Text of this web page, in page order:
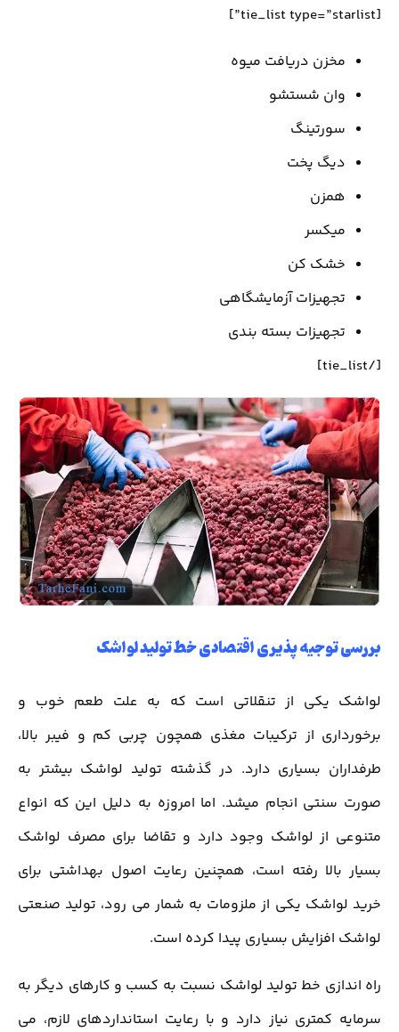
[tie_list type=”starlist”]
مخزن دریافت میوه
وان شستشو
سورتینگ
دیگ پخت
همزن
میکسر
خشک کن
تجهیزات آزمایشگاهی
تجهیزات بسته بندی
[/tie_list]
بررسی توجیه پذیری اقتصادی خط تولید لواشک
لواشک یکی از تنقلاتی است که به علت طعم خوب و
برخورداری از ترکیبات مغذی همچون چربی کم و فیبر بالا،
طرفداران بسیاری دارد. در گذشته تولید لواشک بیشتر به
صورت سنتی انجام میشد. اما امروزه به دلیل این که انواع
متنوعی از لواشک وجود دارد و تقاضا برای مصرف لواشک
بسیار بالا رفته است، همچنین رعایت اصول بهداشتی برای
خرید لواشک یکی از ملزومات به شمار می رود، تولید صنعتی
لواشک افزایش بسیاری پیدا کرده است.
راه اندازی خط تولید لواشک نسبت به کسب و کارهای دیگر به
سرمایه کمتری نیاز دارد و با رعایت استانداردهای لازم، می